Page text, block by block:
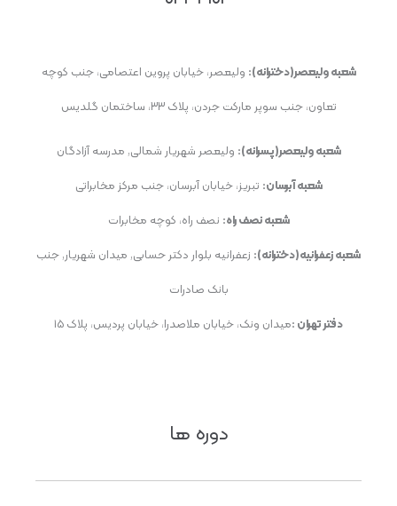
شعبه ولیعصر(دخترانه): ولیعصر، خیابان پروین اعتصامی، جنب کوچه
تعاون، جنب سوپر مارکت جردن، پلاک ۳۳، ساختمان گلدیس
شعبه ولیعصر(پسرانه): ولیعصر شهریار شمالی, مدرسه آزادگان
شعبه آبرسان: تبریز، خیابان آبرسان، جنب مرکز مخابراتی
شعبه نصف راه: نصف راه، کوچه مخابرات
شعبه زعفرانیه(دخترانه): زعفرانیه بلوار دکتر حسابی, میدان شهریار, جنب
بانک صادرات
دفتر تهران :میدان ونک، خیابان ملاصدرا، خیابان پردیس، پلاک ۱۵
دوره ها